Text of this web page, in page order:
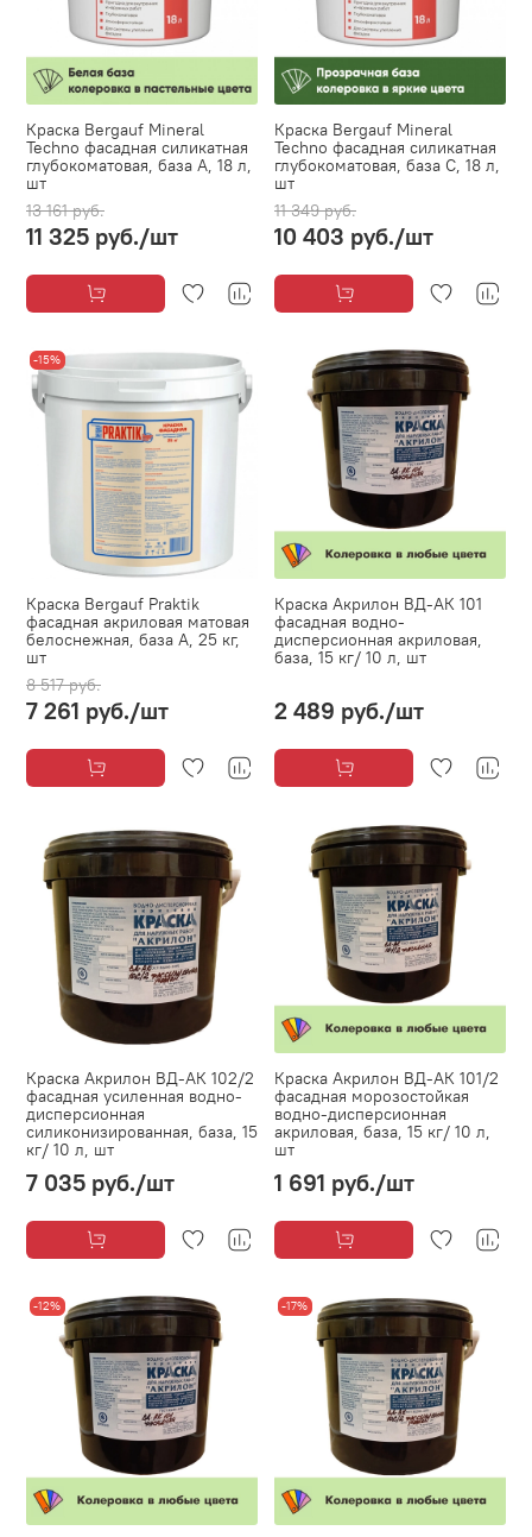
Краска Bergauf Mineral
Techno фасадная силикатная
глубокоматовая, база А, 18 л,
шт
13 161 руб.
11 325 руб./шт
Краска Bergauf Mineral
Techno фасадная силикатная
глубокоматовая, база С, 18 л,
шт
11 349 руб.
10 403 руб./шт
-15%
Краска Bergauf Praktik
фасадная акриловая матовая
белоснежная, база А, 25 кг,
шт
8 517 руб.
7 261 руб./шт
Краска Акрилон ВД-АК 101
фасадная водно-
дисперсионная акриловая,
база, 15 кг/ 10 л, шт
2 489 руб./шт
Краска Акрилон ВД-АК 102/2
фасадная усиленная водно-
дисперсионная
силиконизированная, база, 15
кг/ 10 л, шт
7 035 руб./шт
Краска Акрилон ВД-АК 101/2
фасадная морозостойкая
водно-дисперсионная
акриловая, база, 15 кг/ 10 л,
шт
1 691 руб./шт
-12% -17%